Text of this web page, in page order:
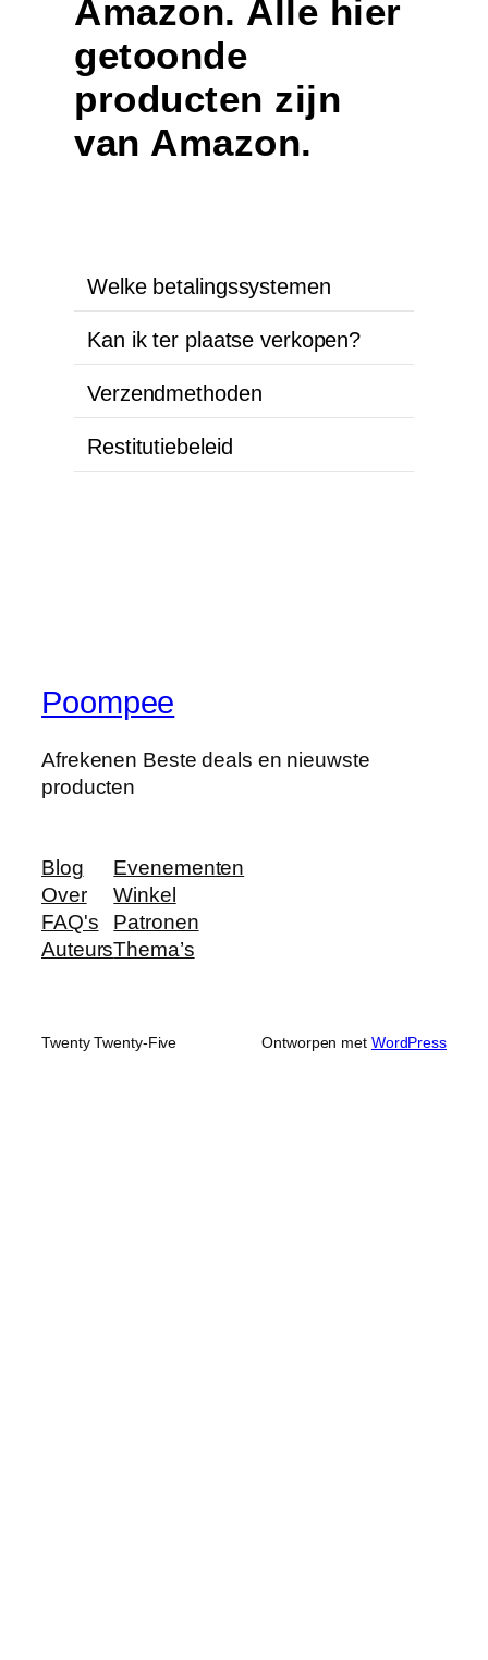
Amazon. Alle hier
getoonde
producten zijn
van Amazon.
Welke betalingssystemen
Kan ik ter plaatse verkopen?
Verzendmethoden
Restitutiebeleid
Poompee
Afrekenen Beste deals en nieuwste
producten
Blog
Over
FAQ's
Auteurs
Evenementen
Winkel
Patronen
Thema’s
Twenty Twenty-Five Ontworpen met WordPress